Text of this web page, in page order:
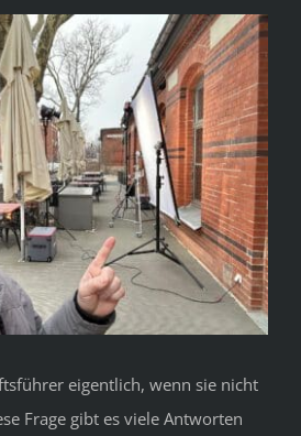
eigentlich, wenn sie nicht
Frage gibt es viele Antworten